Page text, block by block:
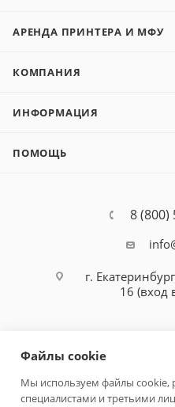
АРЕНДА ПРИНТЕРА И МФУ
КОМПАНИЯ
ИНФОРМАЦИЯ
ПОМОЩЬ
8 (800)
г.
16 (вход
Файлы cookie
Мы используем файлы cookie,
специалистами и третьими